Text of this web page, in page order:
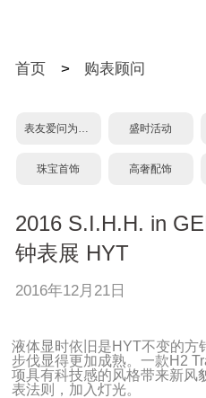
首页 > 购表顾问
表友爱问为什么？ 盛时活动
珠宝首饰 高奢配饰
2016 S.I.H.H. in
钟表展 HYT
2016年12月21日
液体显时依旧是HYT不变的方
步伐显得更加成熟。一款H2
项具有科技感的风格带来新风
表法则，加入灯光。